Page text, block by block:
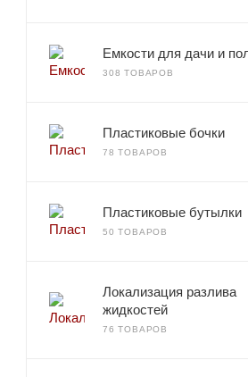
Емкости для дачи и
308 ТОВАРОВ
Пластиковые бочки
78 ТОВАРОВ
Пластиковые бутылки
50 ТОВАРОВ
Локализация разлива
жидкостей
76 ТОВАРОВ